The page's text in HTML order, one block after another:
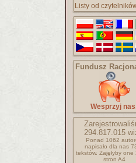
Listy od
Fundusz
Wesprzyj
294.817.015
Ponad 1062
napisało dla nas
tekstów. Zajęłyby one
stron A4